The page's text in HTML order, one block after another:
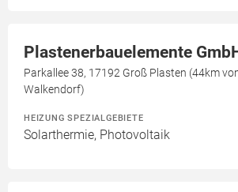
Plastenerbauelemente
Parkallee 38, 17192 Groß Plasten (44km
Walkendorf)
HEIZUNG SPEZIALGEBIETE
Solarthermie, Photovoltaik